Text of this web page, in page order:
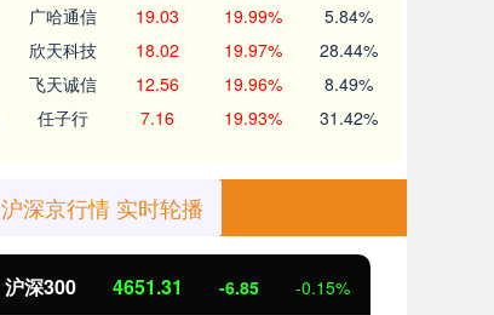
广哈通信 19.03 19.99% 5.84%
欣天科技 18.02 19.97% 28.44%
飞天诚信 12.56 19.96% 8.49%
任子行 7.16 19.93% 31.42%
沪深京行情 实时轮播
北证50 1122.88 3.42 0.30%